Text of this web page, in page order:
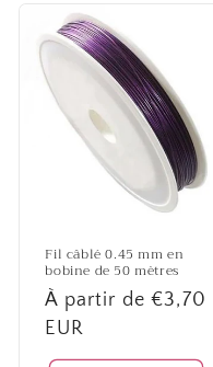
Fil câblé 0.45 mm en
bobine de 50 mètres
Prix
habituel
À partir de €3,70
EUR